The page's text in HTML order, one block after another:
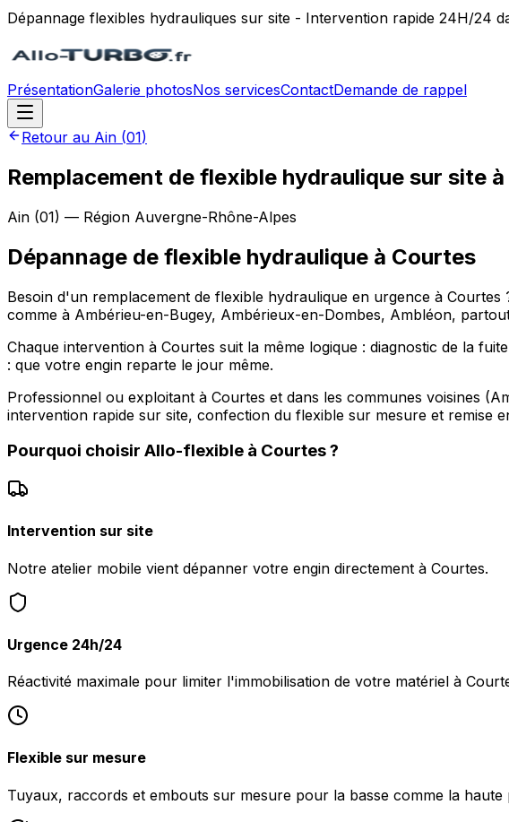
Dépannage flexibles hydrauliques sur site - Intervention rapide 24H/24
PrésentationGalerie photosNos servicesContactDemande de rappel
Retour au Ain (01)
Remplacement de flexible hydraulique sur site
Ain (01) — Région Auvergne-Rhône-Alpes
Dépannage de flexible hydraulique à Courtes
Besoin d'un remplacement de flexible hydraulique en urgence à
comme à Ambérieu-en-Bugey, Ambérieux-en-Dombes, Ambléon,
Chaque intervention à Courtes suit la même logique : diagnostic de la
: que votre engin reparte le jour même.
Professionnel ou exploitant à Courtes et dans les communes voisines
intervention rapide sur site, confection du flexible sur mesure et remise
Pourquoi choisir Allo-flexible à Courtes?
Intervention sur site
Notre atelier mobile vient dépanner votre engin directement à Courtes.
Urgence 24h/24
Réactivité maximale pour limiter l'immobilisation de votre matériel à
Flexible sur mesure
Tuyaux, raccords et embouts sur mesure pour la basse comme la haute